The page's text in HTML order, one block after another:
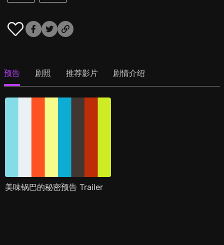
预告 剧照 推荐影片 剧情介绍
美味锅巴的秘密预告 Trailer